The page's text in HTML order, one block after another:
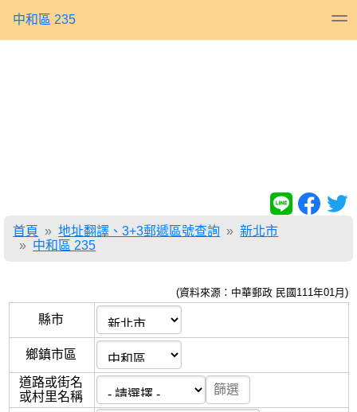
中和區 235
首頁 地址翻譯、3+3郵遞區號查詢
新北市
中和區 235
(資料來源：中華郵政 民國111年01月)
縣市
鄉鎮市區
道路或街名
或村里名稱